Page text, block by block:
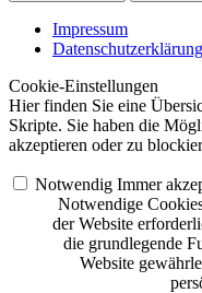
Impressum
Datenschutzerklärung
Cookie-Einstellungen
Hier finden Sie eine
Skripte. Sie haben die
akzeptieren oder zu
Notwendig Immer
Notwendige
der Website
die grundlegende
Website